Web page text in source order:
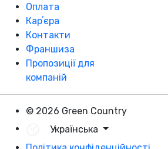
Оплата
Карʼєра
Контакти
Франшиза
Пропозиції для
компаній
© 2026 Green Country
Українська